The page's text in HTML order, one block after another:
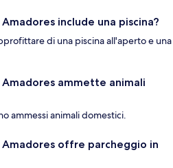
include una piscina?
di una piscina all'aperto e una
Amadores ammette animali
ammessi animali domestici.
Amadores offre parcheggio in